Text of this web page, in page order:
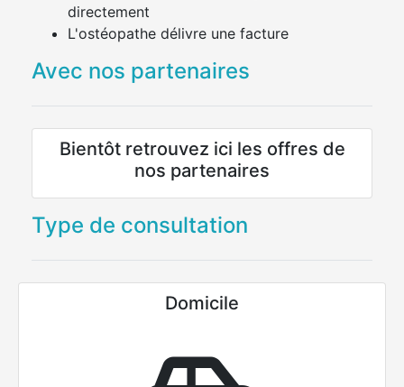
directement
L'ostéopathe délivre une facture
Avec nos partenaires
Bientôt retrouvez ici les offres de
nos partenaires
Type de consultation
Domicile